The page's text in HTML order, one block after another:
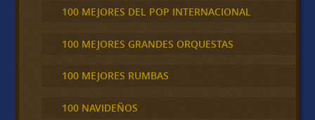
100 MEJORES DEL POP INTERNACIONAL
100 MEJORES GRANDES ORQUESTAS
100 MEJORES RUMBAS
100 NAVIDEÑOS